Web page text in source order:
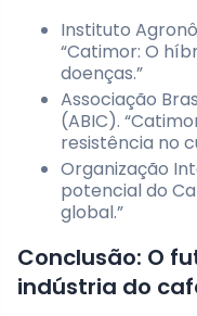
Instituto
“Catimor: O
doenças.”
Associação
(ABIC).
resistência no
Organização
potencial do
global.”
Conclusão: O
indústria do